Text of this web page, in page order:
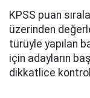
KPSS puan
üzerinden
türüyle yapılan
için adayların
dikkatlice